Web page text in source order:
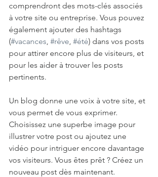
comprendront des mots-clés associés
à votre site ou entreprise. Vous pouvez
également ajouter des hashtags
(#vacances, #rêve, #été) dans vos posts
pour attirer encore plus de visiteurs, et
pour les aider à trouver les posts
pertinents.
Un blog donne une voix à votre site, et
vous permet de vous exprimer.
Choisissez une superbe image pour
illustrer votre post ou ajoutez une
vidéo pour intriguer encore davantage
vos visiteurs. Vous êtes prêt ? Créez un
nouveau post dès maintenant.